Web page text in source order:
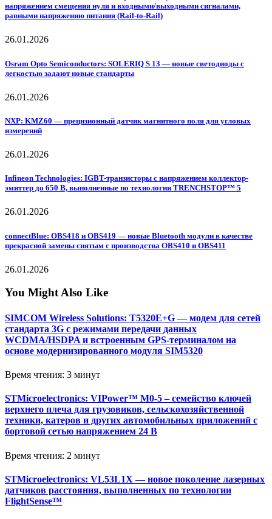
напряжением смещения нуля и входными/выходными сигналами,
равными напряжению питания (Rail-to-Rail)
26.01.2026
Osram Opto Semiconductors: SOLERIQ S 13 — новые светодиоды с
легкостью задают новые стандарты
26.01.2026
NXP: KMZ60 — прецизионный датчик магнитного поля для угловых
измерений
26.01.2026
Infineon Technologies: IGBT-транзисторы с напряжением коллектор-
эмиттер до 650 В, выполненные по технологии TRENCHSTOP™ 5
26.01.2026
connectBlue: OBS418 и OBS419 — новые Bluetooth модули в качестве
прекрасной замены снятым с производства OBS410 и OBS411
26.01.2026
You Might Also Like
SIMCOM Wireless Solutions: T5320E+G — модем для сетей
стандарта 3G с режимами передачи данных
WCDMA/HSDPA и встроенным GPS-терминалом на
основе модернизированного модуля SIM5320
Время чтения: 3 минут
STMicroelectronics: VIPower™ M0-5 – семейство ключей
верхнего плеча для грузовиков, сельскохозяйственной
техники, катеров и других автомобильных приложений с
бортовой сетью напряжением 24 В
Время чтения: 2 минут
STMicroelectronics: VL53L1X — новое поколение лазерных
датчиков расстояния, выполненных по технологии
FlightSense™